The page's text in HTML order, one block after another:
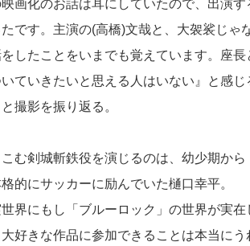
画化のお話は耳にしていたので、出演す
です。主演の(高橋)文哉と、大袈裟じゃ
したことをいまでも覚えています。座長
ていきたいと思える人はいない』と感じ
撮影を振り返る。
む剣城斬鉄役を演じるのは、幼少期から
的にサッカーに励んでいた樋口幸平。
界にもし「ブルーロック」の世界が実在
好きな作品に参加できることは本当にう